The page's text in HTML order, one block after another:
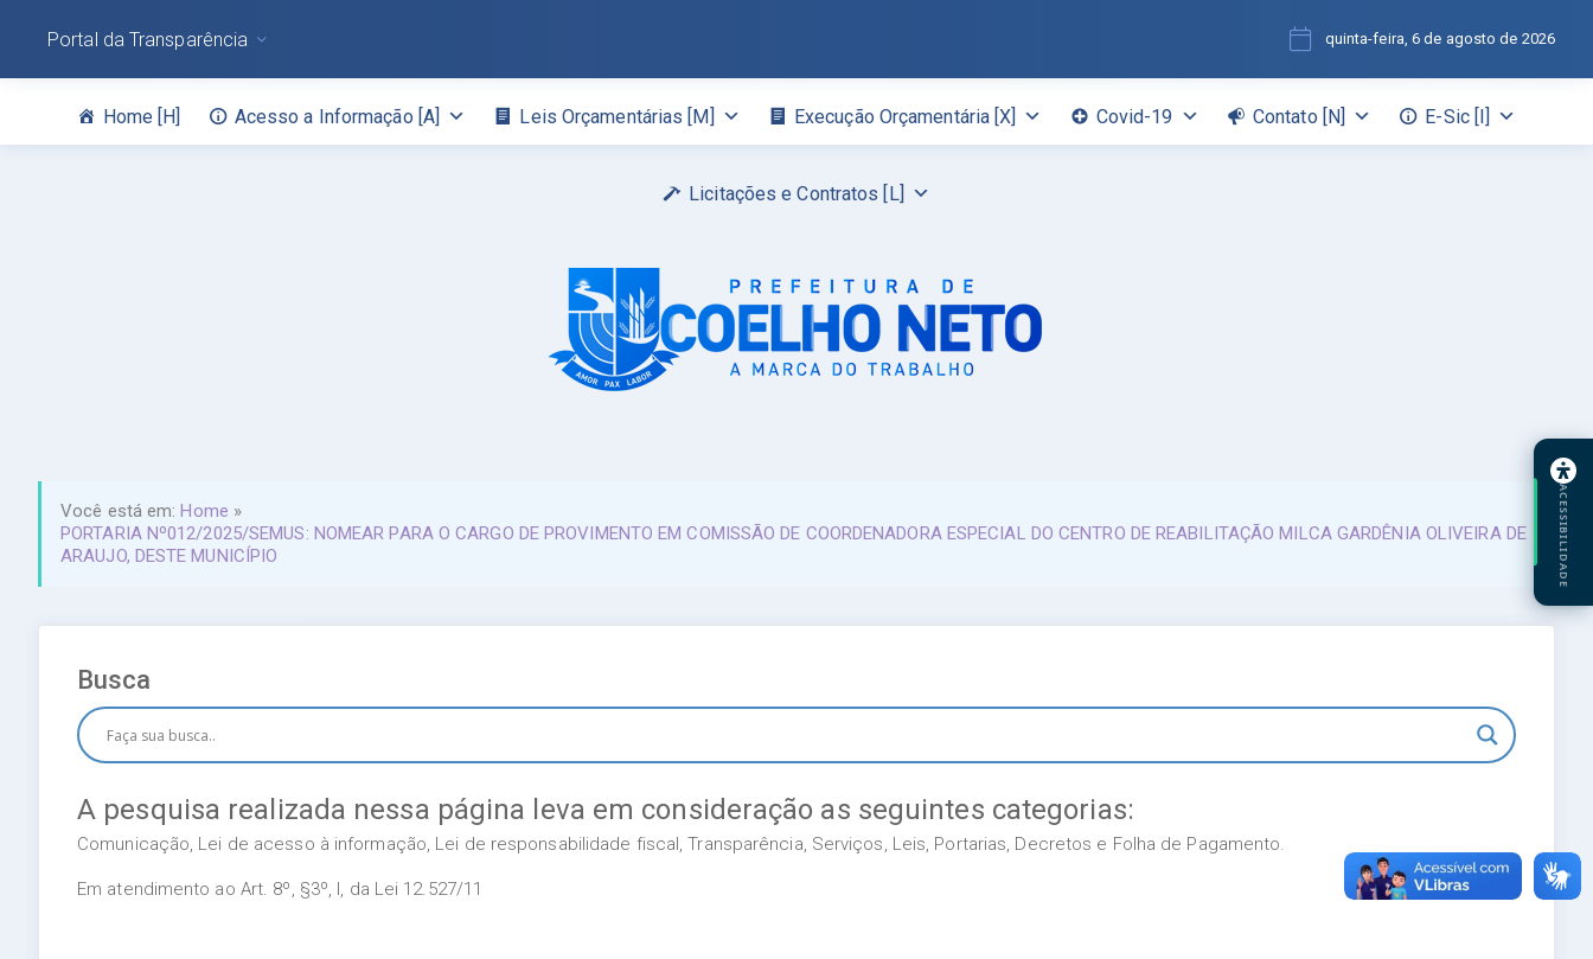
Home [H] Acesso a Informação [A] Leis Orçamentárias [M] Execução Orçamentária [X] Covid-19 Contato [N] E-Sic [I]
Licitações e Contratos [L]
Portal da Transparência quinta-feira, 6 de agosto de 2026
Você está em:Home »
PORTARIA Nº012/2025/SEMUS: NOMEAR PARA O CARGO DE PROVIMENTO EM COMISSÃO DE COORDENADORA ESPECIAL DO CENTRO DE REABILITAÇÃO MILCA GARDÊNIA OLIVEIRA DE
ARAUJO, DESTE MUNICÍPIO
Busca
A pesquisa realizada nessa página leva em consideração as seguintes categorias:
Comunicação, Lei de acesso à informação, Lei de responsabilidade fiscal, Transparência, Serviços, Leis, Portarias, Decretos e Folha de Pagamento.
Em atendimento ao Art. 8º, §3º, I, da Lei 12.527/11
ACESSIBILIDADE